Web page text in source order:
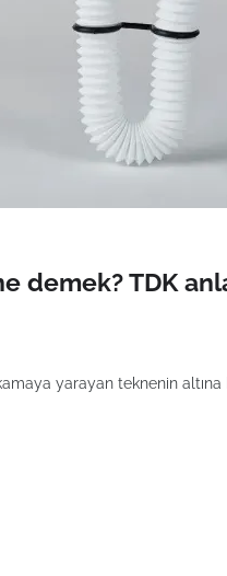
demek? TDK
yarayan teknenin